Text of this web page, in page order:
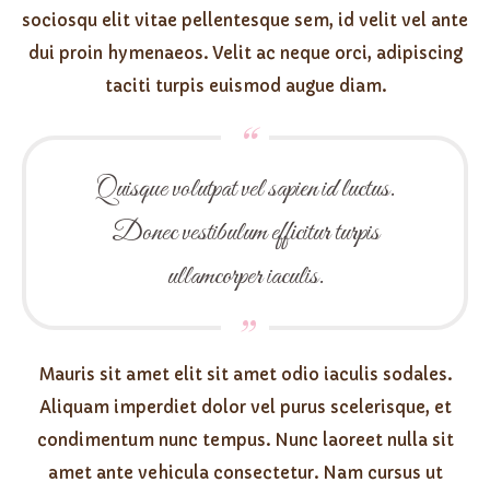
sociosqu elit vitae pellentesque sem, id velit vel ante
dui proin hymenaeos. Velit ac neque orci, adipiscing
taciti turpis euismod augue diam.
Quisque volutpat vel sapien id luctus.
Donec vestibulum efficitur turpis
ullamcorper iaculis.
Mauris sit amet elit sit amet odio iaculis sodales.
Aliquam imperdiet dolor vel purus scelerisque, et
condimentum nunc tempus. Nunc laoreet nulla sit
amet ante vehicula consectetur. Nam cursus ut